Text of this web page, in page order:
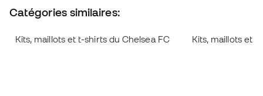
Catégories similaires:
Kits, maillots et t-shirts du Chelsea FC Kits, maillots et